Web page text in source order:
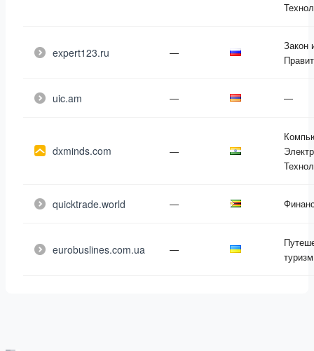
expert123.ru —
Закон
uic.am — —
dxminds.com —
quicktrade.world —
eurobuslines.com.ua —
туризм